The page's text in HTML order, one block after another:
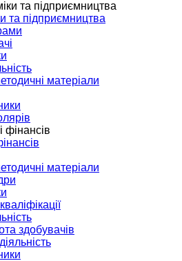
та підприємництва
матеріали
матеріали
здобувачів